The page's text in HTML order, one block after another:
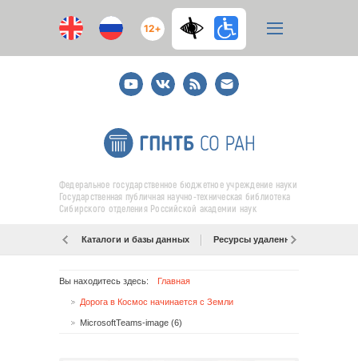
12+
YoutubeВКонтакте
RSS
E-
mail
подписка
Федеральное государственное бюджетное учреждение науки
Государственная публичная научно-техническая библиотека
Сибирского отделения Российской академии наук
Каталоги и базы данных Ресурсы удаленного доступа
Вы находитесь здесь: Главная
Дорога в Космос начинается с Земли
MicrosoftTeams-image (6)